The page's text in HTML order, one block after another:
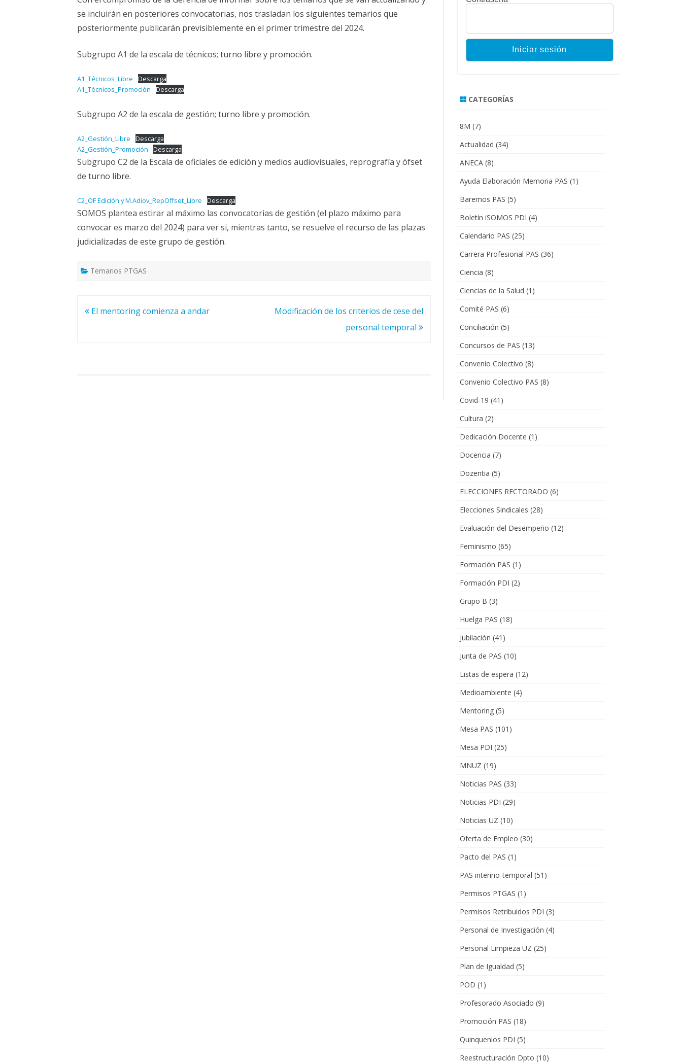
CALENDARIO
AFILIACIÓN
se incluirán en posteriores convocatorias, nos trasladan los siguientes temarios que
posteriormente publicarán previsiblemente en el primer trimestre del 2024.
Subgrupo A1 de la escala de técnicos; turno libre y promoción.
A1_Técnicos_Libre
Descarga
A1_Técnicos_Promoción
Descarga
Subgrupo A2 de la escala de gestión; turno libre y promoción.
A2_Gestión_Libre
Descarga
A2_Gestión_Promoción
Descarga
Subgrupo C2 de la Escala de oficiales de edición y medios audiovisuales, reprografía y ófset
de turno libre.
C2_OF Edición y M.Adiov_RepOffset_Libre Descarga
SOMOS plantea estirar al máximo las convocatorias de gestión (el plazo máximo para
convocar es marzo del 2024) para ver si, mientras tanto, se resuelve el recurso de las plazas
judicializadas de este grupo de gestión.
Temarios PTGAS
Navegación
El mentoring comienza a andar
Modificación de los criterios de cese del
personal temporal
CATEGORÍAS
8M (7)
Actualidad (34)
ANECA(8)
Ayuda Elaboración Memoria PAS (1)
Baremos PAS (5)
Boletín iSOMOS PDI (4)
Calendario PAS (25)
Carrera Profesional PAS (36)
Ciencia (8)
Ciencias de la Salud (1)
Comité PAS (6)
Conciliación (5)
Concursos de PAS (13)
Convenio Colectivo (8)
Convenio Colectivo PAS (8)
Covid-19 (41)
Cultura (2)
Dedicación Docente (1)
Docencia (7)
Dozentia (5)
ELECCIONES RECTORADO (6)
Elecciones Sindicales (28)
Evaluación del Desempeño (12)
Feminismo (65)
Formación PAS (1)
Formación PDI (2)
Grupo B (3)
Huelga PAS (18)
Jubilación (41)
Junta de PAS (10)
Listas de espera (12)
Medioambiente (4)
Mentoring(5)
Mesa PAS (101)
Mesa PDI (25)
MNUZ (19)
Noticias PAS (33)
Noticias PDI (29)
Noticias UZ (10)
Oferta de Empleo (30)
Pacto del PAS (1)
PAS interino-temporal (51)
Permisos PTGAS (1)
Permisos Retribuidos PDI (3)
Personal de Investigación (4)
Personal Limpieza UZ (25)
Plan de Igualdad (5)
POD (1)
Profesorado Asociado (9)
Promoción PAS (18)
Quinquenios PDI (5)
Reestructuración Dpto (10)